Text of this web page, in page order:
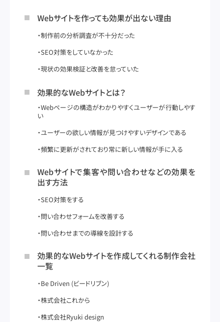
Webサイトを作っても効果が出ない理由
制作前の分析調査が不十分だった
SEO対策をしていなかった
現状の効果検証と改善を怠っていた
効果的なWebサイトとは？
Webページの構造がわかりやすくユーザーが行動しやす
い
ユーザーの欲しい情報が見つけやすいデザインである
頻繁に更新がされており常に新しい情報が手に入る
Webサイトで集客や問い合わせなどの効果を
出す方法
SEO対策をする
問い合わせフォームを改善する
問い合わせまでの導線を設計する
効果的なWebサイトを作成してくれる制作会社
一覧
Be Driven (ビードリブン)
株式会社これから
株式会社Ryuki design